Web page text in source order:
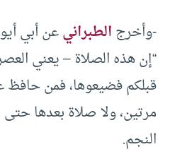
-وأخرجالطبرانيعن أبي
“إن هذه الصلاة – يعني
قبلكم فضيعوها، فمن حافظ
مرتين، ولا صلاة بعدها
النجم.